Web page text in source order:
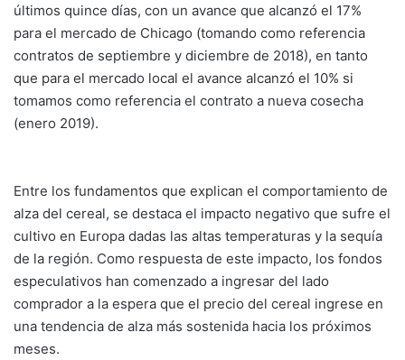
a
últimos quince días, con un avance que alcanzó el 17%
para el mercado de Chicago (tomando como referencia
contratos de septiembre y diciembre de 2018), en tanto
que para el mercado local el avance alcanzó el 10% si
tomamos como referencia el contrato a nueva cosecha
(enero 2019).
Entre los fundamentos que explican el comportamiento de
alza del cereal, se destaca el impacto negativo que sufre el
cultivo en Europa dadas las altas temperaturas y la sequía
de la región. Como respuesta de este impacto, los fondos
especulativos han comenzado a ingresar del lado
comprador a la espera que el precio del cereal ingrese en
una tendencia de alza más sostenida hacia los próximos
meses.